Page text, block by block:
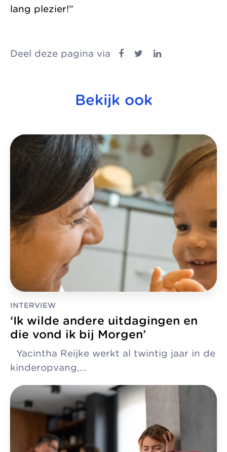
lang plezier!”
Deel deze pagina via
Bekijk ook
INTERVIEW
‘Ik wilde andere uitdagingen en
die vond ik bij Morgen’
Yacintha Reijke werkt al twintig jaar in de
kinderopvang,…